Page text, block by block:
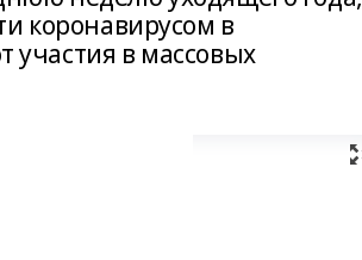
коронавирусом в
участия в массовых